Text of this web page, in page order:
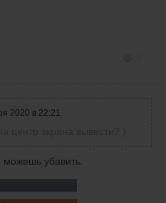
2020 в 22:21
можешь убавить.